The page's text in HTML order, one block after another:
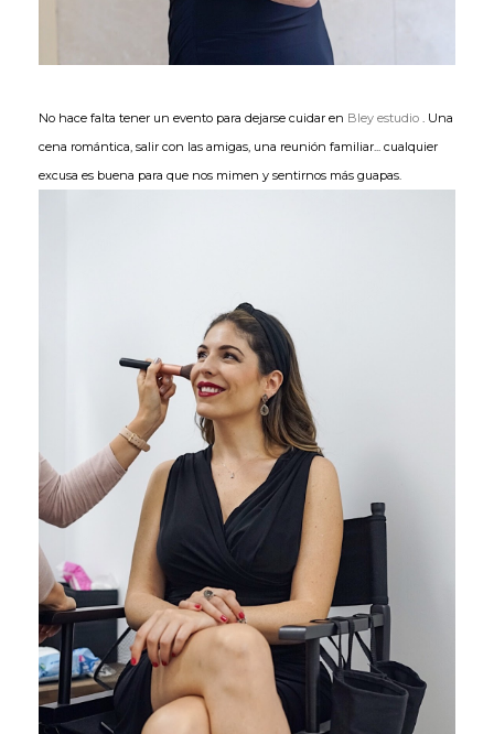
No hace falta tener un evento para dejarse cuidar en Bley estudio . Una
cena romántica, salir con las amigas, una reunión familiar... cualquier
excusa es buena para que nos mimen y sentirnos más guapas.